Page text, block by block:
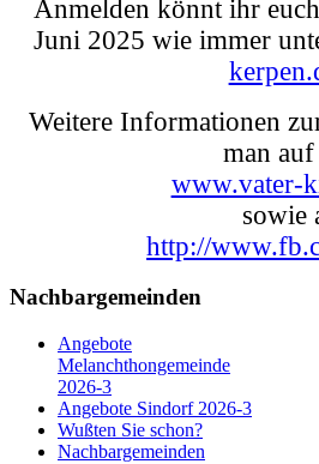
Anmelden könnt ihr
Juni 2025 wie immer
Weitere Informationen
man
www.vater-
sowie
http://
Nachbargemeinden
Angebote
Melanchthongemeinde
2026-3
Angebote Sindorf 2026-3
Wußten Sie schon?
Nachbargemeinden